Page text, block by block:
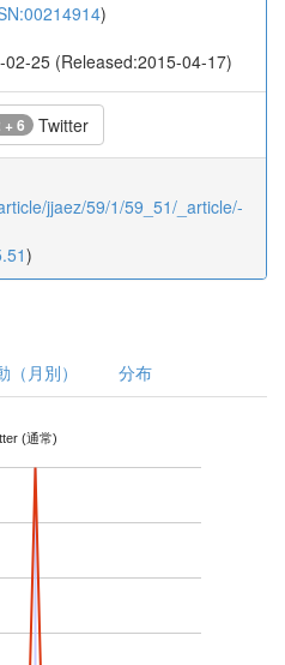
)
25 (Released:2015-04-17)
+ 6 Twitter
jjaez/59/1/59_51/_article/-
)
（月別） 分布
(通常)